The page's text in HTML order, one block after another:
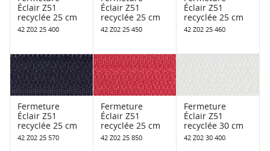
Éclair Z51
recyclée 25 cm
42 Z02 25 400
Éclair Z51
recyclée 25 cm
42 Z02 25 450
Éclair Z51
recyclée 25 cm
42 Z02 25 460
Fermeture
Éclair Z51
recyclée 25 cm
42 Z02 25 570
Fermeture
Éclair Z51
recyclée 25 cm
42 Z02 25 850
Fermeture
Éclair Z51
recyclée 30 cm
42 Z02 30 400